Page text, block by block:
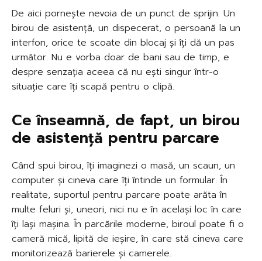
De aici pornește nevoia de un punct de sprijin. Un
birou de asistență, un dispecerat, o persoană la un
interfon, orice te scoate din blocaj și îți dă un pas
următor. Nu e vorba doar de bani sau de timp, e
despre senzația aceea că nu ești singur într-o
situație care îți scapă pentru o clipă.
Ce înseamnă, de fapt, un birou
de asistență pentru parcare
Când spui birou, îți imaginezi o masă, un scaun, un
computer și cineva care îți întinde un formular. În
realitate, suportul pentru parcare poate arăta în
multe feluri și, uneori, nici nu e în același loc în care
îți lași mașina. În parcările moderne, biroul poate fi o
cameră mică, lipită de ieșire, în care stă cineva care
monitorizează barierele și camerele.